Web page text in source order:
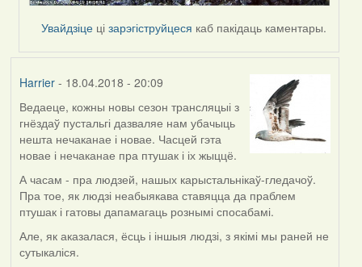
Увайдзіце цізарэгіструйцеся каб пакідаць каментары.
Harrier- 18.04.2018 - 20:09
Ведаеце, кожны новы сезон трансляцыі з
гнёздаў пустальгі дазваляе нам убачыць
нешта нечаканае і новае. Часцей гэта
новае і нечаканае пра птушак і іх жыццё.
А часам - пра людзей, нашых карыстальнікаў-гледачоў.
Пра тое, як людзі неабыякава ставяцца да праблем
птушак і гатовы дапамагаць рознымі спосабамі.
Але, як аказалася, ёсць і іншыя людзі, з якімі мы раней не
сутыкаліся.